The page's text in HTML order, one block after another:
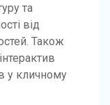
та
від
Також
у кличному